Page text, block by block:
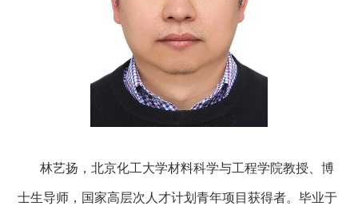
林艺扬，北京化工大学材料科学与工程学院教授、博
士生导师，国家高层次人才计划青年项目获得者。毕业于